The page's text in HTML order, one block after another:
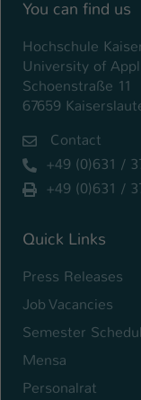
You can find us
Hochschule
University of
Schoenstraße 11
67659
Contact
+49 (0)631 /
+49 (0)631 /
Quick Links
Press Releases
Job Vacancies
Semester
Mensa
Personalrat